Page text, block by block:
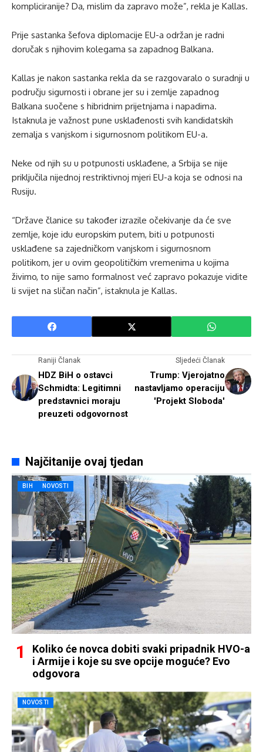
kompliciranije? Da, mislim da zapravo može”, rekla je Kallas.
Prije sastanka šefova diplomacije EU-a održan je radni
doručak s njihovim kolegama sa zapadnog Balkana.
Kallas je nakon sastanka rekla da se razgovaralo o suradnji u
području sigurnosti i obrane jer su i zemlje zapadnog
Balkana suočene s hibridnim prijetnjama i napadima.
Istaknula je važnost pune usklađenosti svih kandidatskih
zemalja s vanjskom i sigurnosnom politikom EU-a.
Neke od njih su u potpunosti usklađene, a Srbija se nije
priključila nijednoj restriktivnoj mjeri EU-a koja se odnosi na
Rusiju.
“Države članice su također izrazile očekivanje da će sve
zemlje, koje idu europskim putem, biti u potpunosti
usklađene sa zajedničkom vanjskom i sigurnosnom
politikom, jer u ovim geopolitičkim vremenima u kojima
živimo, to nije samo formalnost već zapravo pokazuje vidite
li svijet na sličan način”, istaknula je Kallas.
Raniji Članak
HDZ BiH o ostavci
Schmidta: Legitimni
predstavnici moraju
preuzeti odgovornost
Sljedeći Članak
Trump: Vjerojatno
nastavljamo operaciju
'Projekt Sloboda'
Najčitanije ovaj tjedan
BIH NOVOSTI
Koliko će novca dobiti svaki pripadnik HVO-a
i Armije i koje su sve opcije moguće? Evo
odgovora
NOVOSTI